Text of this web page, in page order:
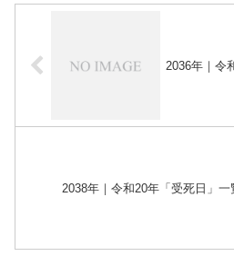
2036年｜令
2038年｜令和20年「受死日」一